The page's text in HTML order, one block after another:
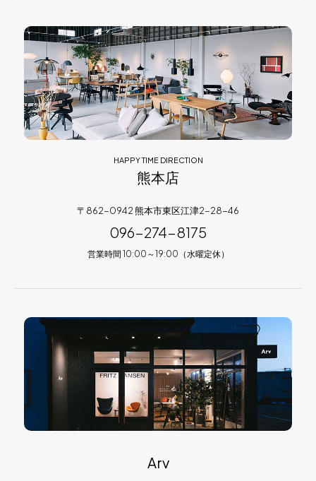
HAPPY TIME DIRECTION
熊本店
〒862-0942 熊本市東区江津2-28-46
096-274-8175
営業時間 10:00～19:00（水曜定休）
Arv